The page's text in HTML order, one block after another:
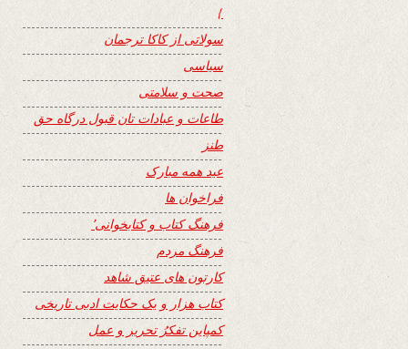
}
سولاتی از کاکا ترجمان
سیاسی
صحت و سلامتی
طاعات و عبادات تان قبول درگاه حق
طنز
عید همه مبارک
فراخوان ها
فرهنگ کتاب و کتابخوانی٬
فرهنگ مردم
کارتون های عتیق شاهد
کتاب هزار و یک حکایت ادبی تاریخی
کمپاین تفکرُ تحریر و عمل